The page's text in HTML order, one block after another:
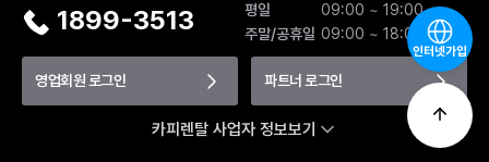
1899-3513 평일
09:00 ~ 19:00
주말/공휴일 09:00 ~ 18:00
영업회원 로그인 파트너 로그인
카피렌탈 사업자 정보보기
인터넷가입